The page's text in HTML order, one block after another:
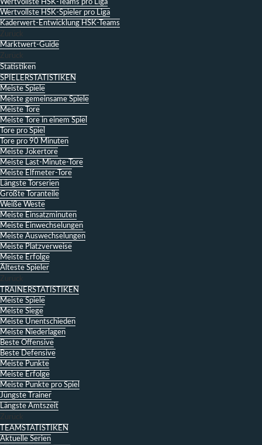
Wertvollste HSK-Teams pro Liga
Wertvollste HSK-Spieler pro Liga
Kaderwert-Entwicklung HSK-Teams
Zurück
Marktwert-Guide
Zurück
Statistiken
SPIELERSTATISTIKEN
Meiste Spiele
Meiste gemeinsame Spiele
Meiste Tore
Meiste Tore in einem Spiel
Tore pro Spiel
Tore pro 90 Minuten
Meiste Jokertore
Meiste Last-Minute-Tore
Meiste Elfmeter-Tore
Längste Torserien
Größte Toranteile
Weiße Weste
Meiste Einsatzminuten
Meiste Einwechselungen
Meiste Auswechselungen
Meiste Platzverweise
Meiste Erfolge
Älteste Spieler
Zurück
TRAINERSTATISTIKEN
Meiste Spiele
Meiste Siege
Meiste Unentschieden
Meiste Niederlagen
Beste Offensive
Beste Defensive
Meiste Punkte
Meiste Erfolge
Meiste Punkte pro Spiel
Jüngste Trainer
Längste Amtszeit
Zurück
TEAMSTATISTIKEN
Aktuelle Serien